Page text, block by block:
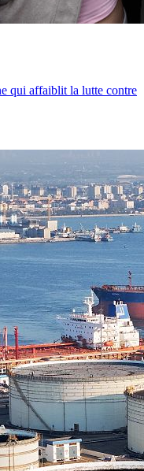
qui affaiblit la lutte contre